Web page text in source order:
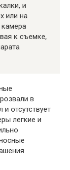
и
или на
камера
к съемке,
в
отсутствует
легкие и